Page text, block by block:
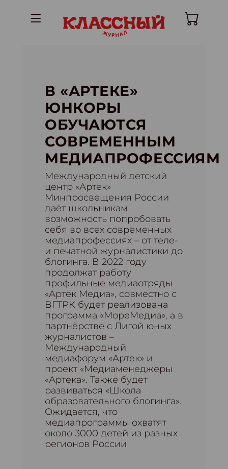
В «АРТЕКЕ»
ЮНКОРЫ
ОБУЧАЮТСЯ
СОВРЕМЕННЫМ
МЕДИАПРОФЕССИЯМ
Международный детский
центр «Артек»
Минпросвещения России
даёт школьникам
возможность попробовать
себя во всех современных
медиапрофессиях – от теле-
и печатной журналистики до
блогинга. В 2022 году
продолжат работу
профильные медиаотряды
«Артек Медиа», совместно с
ВГТРК будет реализована
программа «МореМедиа», а в
партнёрстве с Лигой юных
журналистов –
Международный
медиафорум «Артек» и
проект «Медиаменеджеры
«Артека». Также будет
развиваться «Школа
образовательного блогинга».
Ожидается, что
медиапрограммы охватят
около 3000 детей из разных
регионов России